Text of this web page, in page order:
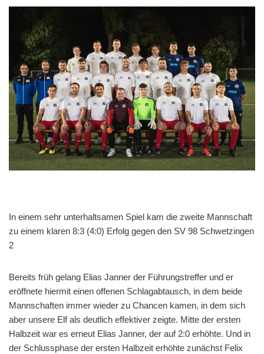
In einem sehr unterhaltsamen Spiel kam die zweite Mannschaft
zu einem klaren 8:3 (4:0) Erfolg gegen den SV 98 Schwetzingen
2
Bereits früh gelang Elias Janner der Führungstreffer und er
eröffnete hiermit einen offenen Schlagabtausch, in dem beide
Mannschaften immer wieder zu Chancen kamen, in dem sich
aber unsere Elf als deutlich effektiver zeigte. Mitte der ersten
Halbzeit war es erneut Elias Janner, der auf 2:0 erhöhte. Und in
der Schlussphase der ersten Halbzeit erhöhte zunächst Felix